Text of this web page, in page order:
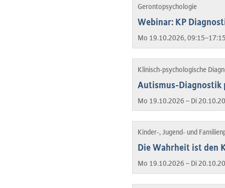
Gerontopsychologie
Webinar: KP
Mo 19.10.2026,
Klinisch-psychologische
Autismus-Diagnostik
Mo 19.10.2026 – Di
Kinder-, Jugend- und
Die Wahrheit ist den
Mo 19.10.2026 – Di